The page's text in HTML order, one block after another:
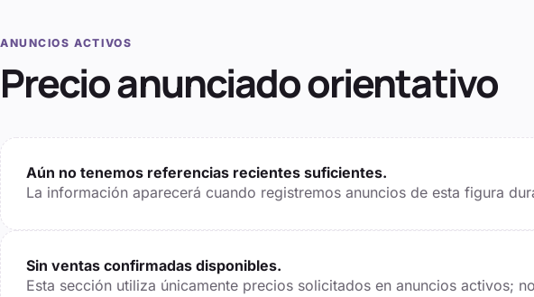
ANUNCIOS ACTIVOS
Precio anunciado orientativo
Aún no tenemos referencias recientes suficientes.
La información aparecerá cuando registremos anuncios de esta figura
Sin ventas confirmadas disponibles.
Esta sección utiliza únicamente precios solicitados en anuncios activos;